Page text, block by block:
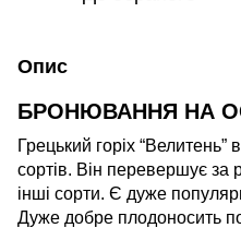
Опис
БРОНЮВАННЯ НА
Грецький горіх “Велитень”
сортів. Він перевершує за
інші сорти. Є дуже
Дуже добре плодоносить по